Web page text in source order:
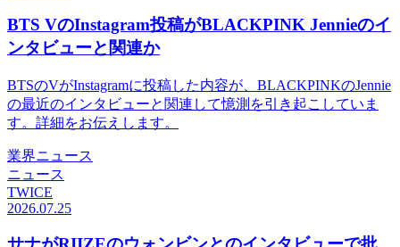
BTS VのInstagram投稿がBLACKPINK Jennieのイ
ンタビューと関連か
BTSのVがInstagramに投稿した内容が、BLACKPINKのJennie
の最近のインタビューと関連して憶測を引き起こしていま
す。詳細をお伝えします。
業界ニュース
ニュース
TWICE
2026.07.25